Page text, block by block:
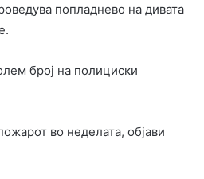
попладнево на дивата
број на полициски
во неделата, објави